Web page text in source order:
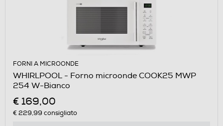
FORNI A MICROONDE
WHIRLPOOL - Forno microonde COOK25 MWP
254 W-Bianco
€ 169,00
€ 229,99 consigliato